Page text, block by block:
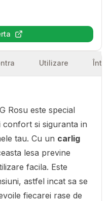
deschide într-o filă nouă)
Utilizare
Rosu este special
si siguranta in
tau. Cu un carlig
lesa previne
facila. Este
astfel incat sa se
fiecarei rase de